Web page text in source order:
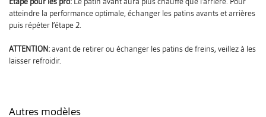
atteindre la performance optimale, échanger les patins avants et arrières
puis répéter l’étape 2.
ATTENTION:avant de retirer ou échanger les patins de freins, veillez à les
laisser refroidir.
Autres modèles